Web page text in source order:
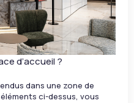
d’accueil ?
dans une zone de
ci-dessus, vous